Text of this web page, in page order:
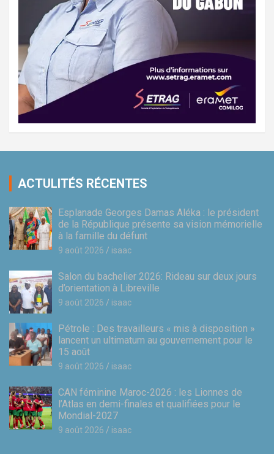
ACTULITÉS RÉCENTES
Esplanade Georges Damas Aléka : le président
de la République présente sa vision mémorielle
à la famille du défunt
9 août 2026 isaac
Salon du bachelier 2026: Rideau sur deux jours
d’orientation à Libreville
9 août 2026 isaac
Pétrole : Des travailleurs « mis à disposition »
lancent un ultimatum au gouvernement pour le
15 août
9 août 2026 isaac
CAN féminine Maroc-2026 : les Lionnes de
l’Atlas en demi-finales et qualifiées pour le
Mondial-2027
9 août 2026 isaac